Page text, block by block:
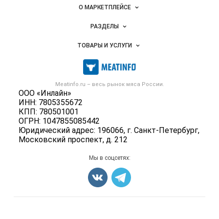
Важные разделы и контакты
Meatinfo.ru – весь рынок мяса России.
ООО «Инлайн»
ИНН: 7805355672
КПП: 780501001
ОГРН: 1047855085442
Юридический адрес: 196066, г. Санкт-Петербург,
Московский проспект, д. 212
Навигация по сайтуО МАРКЕТПЛЕЙСЕ
Новости Meatinfo.ru
Размещение рекламы
Публичная оферта
Контактная информация
Политика обработки персональных данных
РАЗДЕЛЫ
Объявления
Новости рынка
Мониторинг
Вакансии
ТОВАРЫ И УСЛУГИ
Мясо, мясопродукты
Скот в живом весе
Колбасы, сосиски, деликатесы
Мясные полуфабрикаты
Мясные снеки
Яйца
Карта объявлений
Мы в соцсетях: